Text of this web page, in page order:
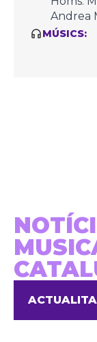
Andrea
MÚSICS: